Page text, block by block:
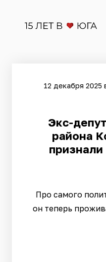
12 декабря 2025
Экс-
района
Про самого
он теперь